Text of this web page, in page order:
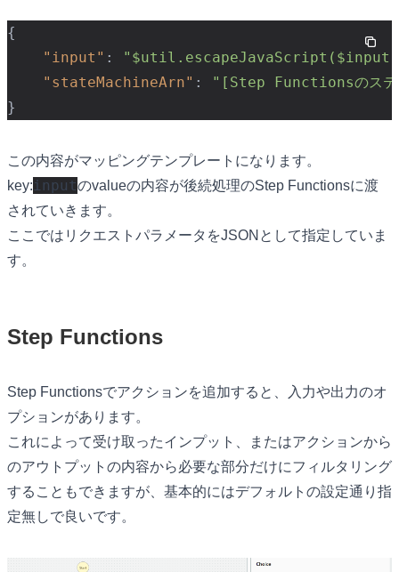
{
"input" :
"stateMachineArn" :
"[Step Functionsのステ
}
この内容がマッピングテンプレートになります。
key:inputのvalueの内容が後続処理のStep Functionsに渡
されていきます。
ここではリクエストパラメータをJSONとして指定していま
す。
Step Functions
Step Functionsでアクションを追加すると、入力や出力のオ
プションがあります。
これによって受け取ったインプット、またはアクションから
のアウトプットの内容から必要な部分だけにフィルタリング
することもできますが、基本的にはデフォルトの設定通り指
定無しで良いです。